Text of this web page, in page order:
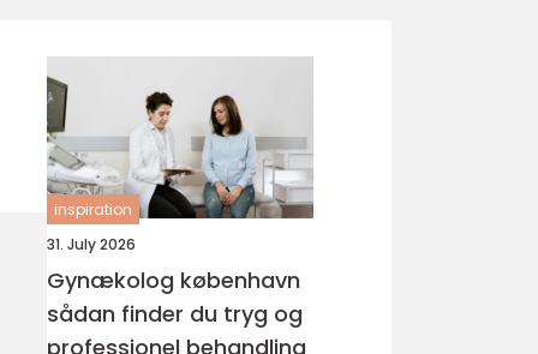
inspiration
31. July 2026
Gynækolog københavn
sådan finder du tryg og
professionel behandling